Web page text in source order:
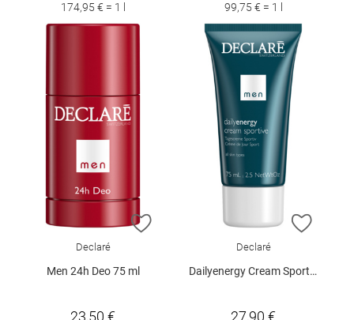
174,95 € = 1 l 99,75 € = 1 l
ZUR WUNSCHLISTE HINZUFÜGEN
Declaré
Men 24h Deo 75 ml
23,50 €
ZUR
Declaré
Dailyenergy Cream Sportive 75 ml
27,90 €